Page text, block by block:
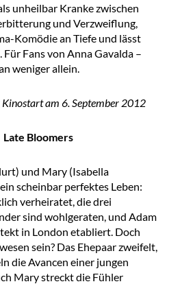
unheilbar Kranke zwischen
und Verzweiflung,
Komödie an Tiefe und lässt
Fans von Anna Gavalda –
weniger allein.
Kinostart am 6. September 2012
Late Bloomers
und Mary (Isabella
scheinbar perfektes Leben:
verheiratet, die drei
sind wohlgeraten, und Adam
in London etabliert. Doch
sein? Das Ehepaar zweifelt,
die Avancen einer jungen
Mary streckt die Fühler